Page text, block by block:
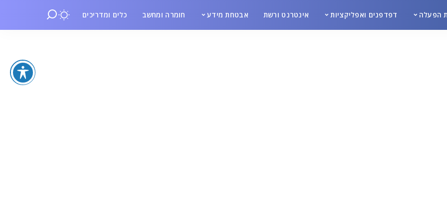
הפעלה דפדפנים ואפליקציות אינטרנט ורשת אבטחת מידע חומרה ומחשב כלים ומדריכים